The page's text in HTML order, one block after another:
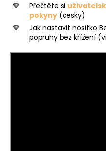
Přečtěte si
pokyny (česky)
Jak nastavit nosítko
popruhy bez křížení